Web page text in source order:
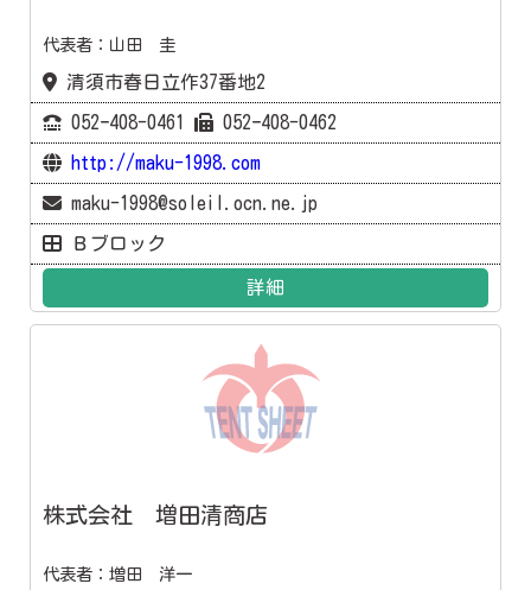
代表者：山田 圭
清須市春日立作37番地2
052ｰ408-0461 052ｰ408-0462
http://maku-1998.com
maku-1998@soleil.ocn.ne.jp
Ｂブロック
詳細
株式会社 増田清商店
代表者：増田 洋一